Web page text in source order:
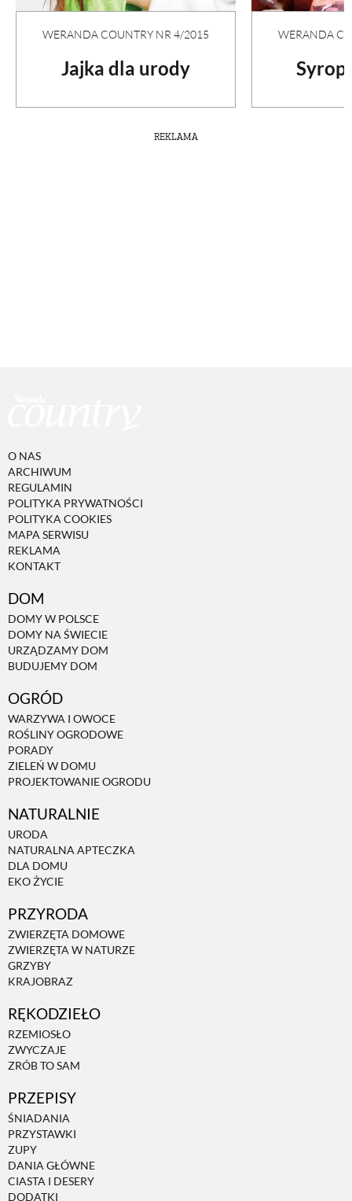
WERANDA COUNTRY NR 4/2015
Jajka dla urody
WERANDA
Syrop
REKLAMA
O NAS
ARCHIWUM
REGULAMIN
POLITYKA PRYWATNOŚCI
POLITYKA COOKIES
MAPA SERWISU
REKLAMA
KONTAKT
DOM
DOMY W POLSCE
DOMY NA ŚWIECIE
URZĄDZAMY DOM
BUDUJEMY DOM
OGRÓD
WARZYWA I OWOCE
ROŚLINY OGRODOWE
PORADY
ZIELEŃ W DOMU
PROJEKTOWANIE OGRODU
NATURALNIE
URODA
NATURALNA APTECZKA
DLA DOMU
EKO ŻYCIE
PRZYRODA
ZWIERZĘTA DOMOWE
ZWIERZĘTA W NATURZE
GRZYBY
KRAJOBRAZ
RĘKODZIEŁO
RZEMIOSŁO
ZWYCZAJE
ZRÓB TO SAM
PRZEPISY
ŚNIADANIA
PRZYSTAWKI
ZUPY
DANIA GŁÓWNE
CIASTA I DESERY
DODATKI